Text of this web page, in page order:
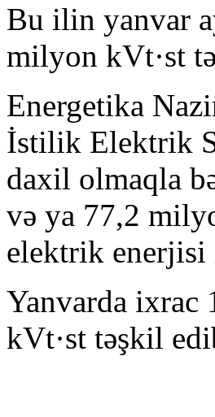
Bu ilin yanvar
milyon kVt·st
Energetika
İstilik Elektrik
daxil olmaqla
və ya 77,2
elektrik
Yanvarda
kVt·st təşkil